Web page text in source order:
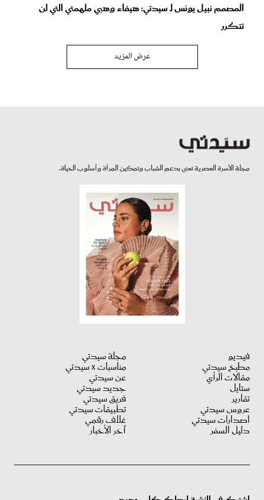
المصمم نبيل يونس لـ سيدتي: هيفاء وهبي ملهمتي التي لن
تتكرر
عرض المزيد
مجلة الأسرة العصرية تعنى بدعم الشباب وتمكين المرأة وأسلوب الحياة.
فيديو
مطبخ سيدتي
مقالات الرأي
ستايل
تقارير
عروس سيدتي
اصدارات سيدتي
دليل السفر
مجلة سيدتي
مناسبات X سيدتي
عن سيدتي
جديد سيدتي
فريق سيدتي
تطبيقات سيدتي
غلاف رقمي
آخر الأخبار